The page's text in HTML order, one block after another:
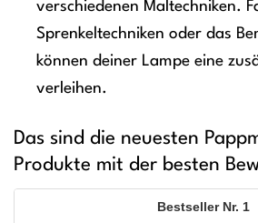
verschiedenen Maltechniken.
Sprenkeltechniken oder das
können deiner Lampe eine
verleihen.
Das sind die neuesten
Produkte mit der besten
1